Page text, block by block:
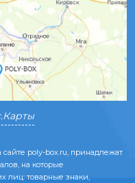
poly-box.ru, принадлежат
на которые
лиц: товарные знаки,